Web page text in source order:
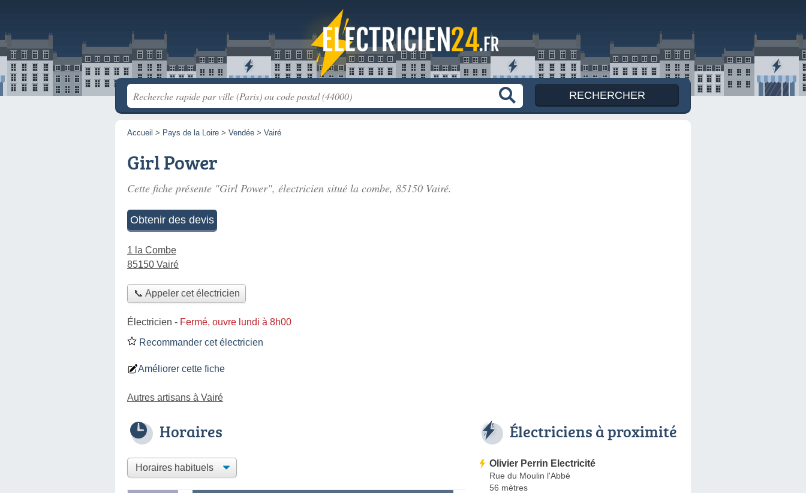
Accueil > Pays de la Loire > Vendée > Vairé
Girl Power
Cette fiche présente "Girl Power", électricien situé la combe, 85150 Vairé.
Obtenir des devis
1 la Combe
85150 Vairé
📞 Appeler cet électricien
Électricien - Fermé, ouvre lundi à 8h00
Recommander cet électricien
Améliorer cette fiche
Autres artisans à Vairé
Horaires Électriciens à proximité
Olivier Perrin Electricité
Rue du Moulin l'Abbé
56 mètres